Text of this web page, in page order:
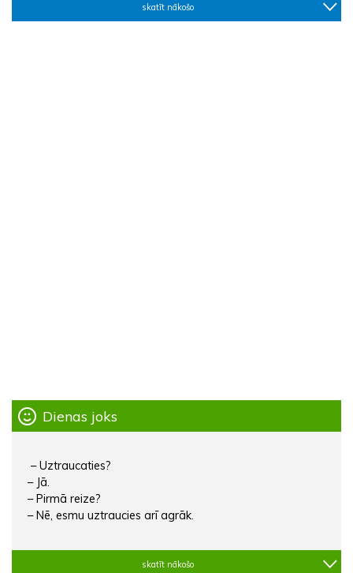
skatīt nākošo
Dienas joks
– Uztraucaties?
– Jā.
– Pirmā reize?
– Nē, esmu uztraucies arī agrāk.
skatīt nākošo